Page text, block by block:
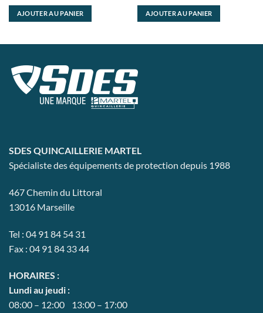
AJOUTER AU PANIER AJOUTER AU PANIER
SDES QUINCAILLERIE MARTEL
Spécialiste des équipements de protection depuis 1988
467 Chemin du Littoral
13016 Marseille
Tel : 04 91 84 54 31
Fax : 04 91 84 33 44
HORAIRES :
Lundi au jeudi :
08:00 – 12:00 13:00 – 17:00